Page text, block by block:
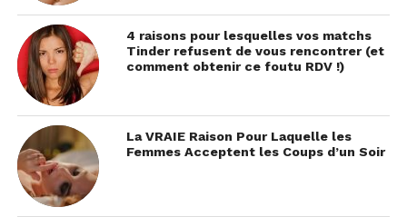
4 raisons pour lesquelles vos matchs
Tinder refusent de vous rencontrer (et
comment obtenir ce foutu RDV !)
La VRAIE Raison Pour Laquelle les
Femmes Acceptent les Coups d’un Soir